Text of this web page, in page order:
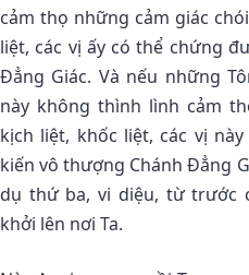
cảm thọ những cảm giác
liệt, các vị ấy có thể chứng
Ðẳng Giác. Và nếu những
này không thình lình cảm
kịch liệt, khốc liệt, các vị
kiến vô thượng Chánh Ðẳng
dụ thứ ba, vi diệu, từ trước
khởi lên nơi Ta.